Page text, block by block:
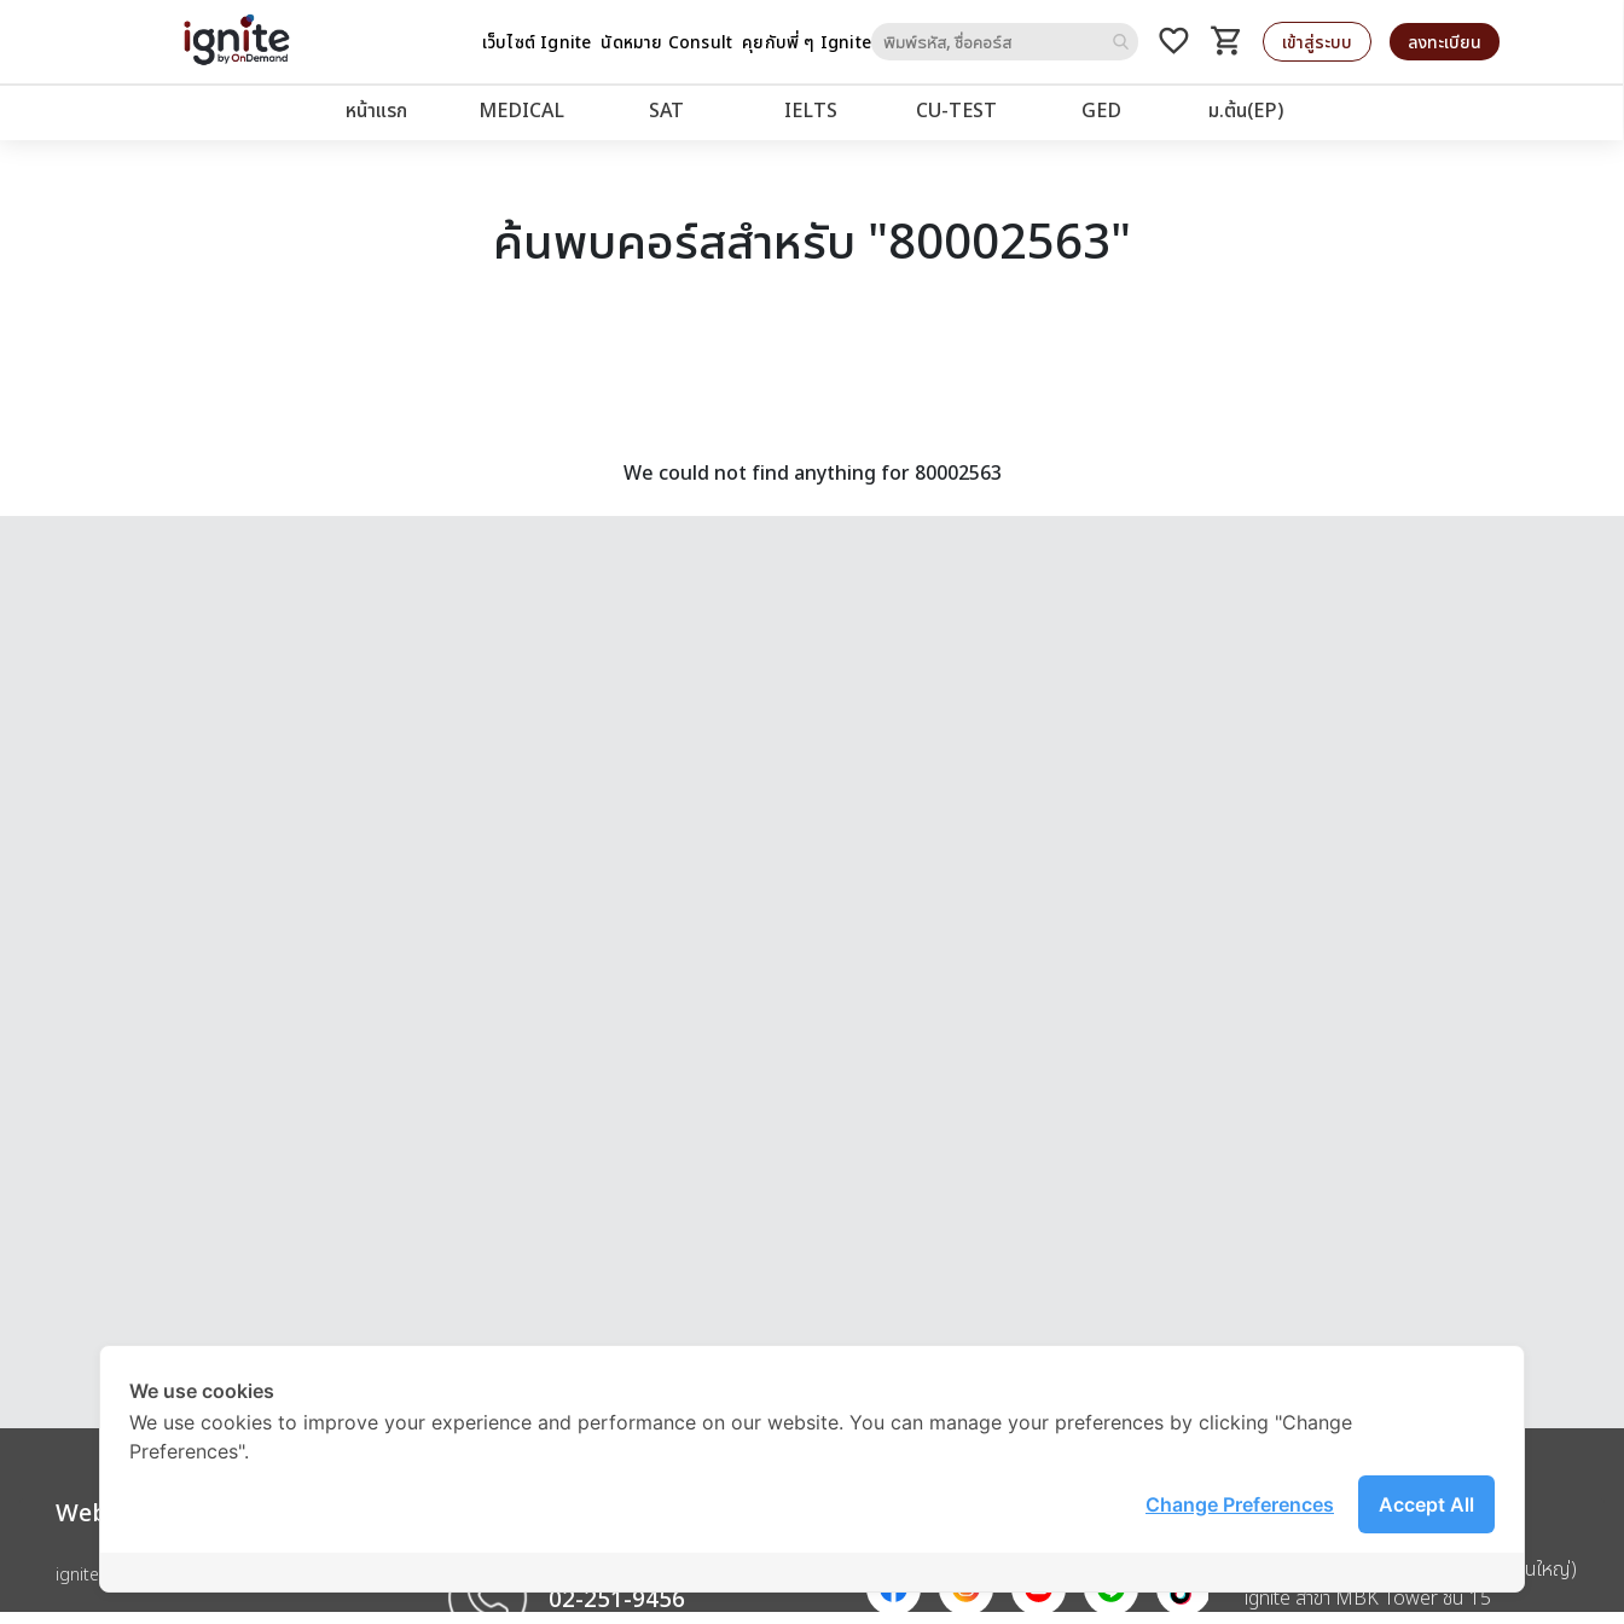
เว็บไซต์ Ignite นัดหมาย Consult คุยกับพี่ ๆ Igniteto
favorite_border shopping_cart
รถเข็น เข้าสู่ระบบ ลงทะเบียน
หน้าแรก MEDICAL SAT IELTS CU‑TEST GED ม.ต้น(EP)
ค้นพบคอร์สสำหรับ "80002563"
We could not find anything for 80002563
Website
ignite by OnDemand
02-251-9456
Address
บริษัท อิกไนท์ เอ สตาร์ จำกัด (สำนักงานใหญ่)
ignite สาขา MBK Tower ชั้น 15
We use cookies
We use cookies to improve your experience and performance on our website. You can manage your preferences by clicking "Change
Preferences".
Accept All
Change Preferences